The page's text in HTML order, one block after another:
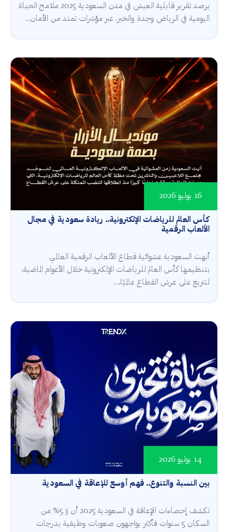
يرصد تقرير قابلية العيش في مدن السعودية 2025 ملامح الحياة
اليومية في الرياض وجدة والخبر، عبر مؤشرات تمتد من الأمان...
كأس العالم للرياضات الإلكترونية.. ريادة سعودية في مجال
الألعاب الرقمية
16 يوليو 2026
أنهت السعودية عشوائية قطاع الألعاب الرقمية العالمي
بتنظيمها كأس العالم للرياضات الإلكترونية خلال الأعوام الماضية،
لتتربع على عرش القطاع عالميًا،...
بين النسبة والتنوع.. فهم أوسع للإعاقة في السعودية
14 يوليو 2026
تكشف إحصاءات الإعاقة في السعودية 2025 أن 5.3% من
السكان 5 سنوات فأكثر يواجهون صعوبات وظيفية بدرجات